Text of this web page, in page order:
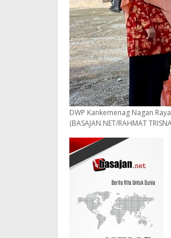
DWP Kankemenag Nagan
(BASAJAN.NET/RAHMAT